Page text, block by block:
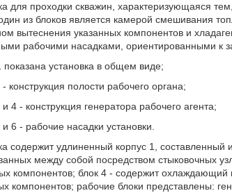
для проходки скважин, характеризующаяся
из блоков является камерой смешивания
вытеснения указанных компонентов и
рабочими насадками, ориентированными к
показана установка в общем виде;
конструкция полости рабочего органа;
4 - конструкция генератора рабочего агента;
6 - рабочие насадки установки.
содержит удлиненный корпус 1, составленный
между собой посредством стыковочных
компонентов; блок 4 - содержит
компонентов; рабочие блоки представлены: